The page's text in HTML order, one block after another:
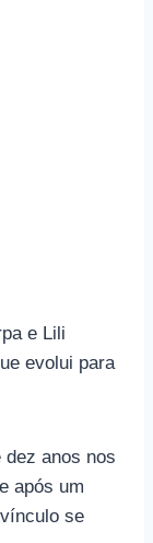
e Lili
evolui para
dez anos nos
após um
se